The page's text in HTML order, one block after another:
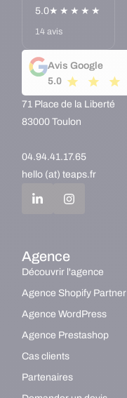
5.0★★★★★
14 avis
Avis Google
5.0
71 Place de la Liberté
83000 Toulon
04.94.41.17.65
hello (at) teaps.fr
Agence
Découvrir l'agence
Agence Shopify Partner
Agence WordPress
Agence Prestashop
Cas clients
Partenaires